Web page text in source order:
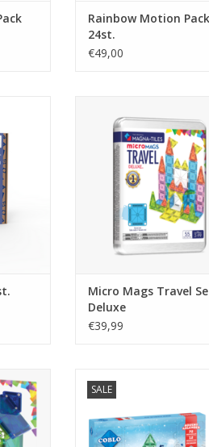
Rainbow Motion Pack
24st.
€49,00
TOEVOEGEN AAN
Micro Mags Travel
Deluxe
€39,99
SALE
TOEVOEGEN AAN